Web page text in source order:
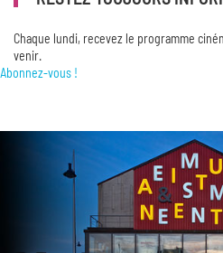
Chaque lundi, recevez le programme
venir.
Abonnez-vous !